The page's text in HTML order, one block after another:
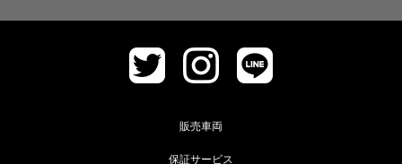
販売車両
保証サービス